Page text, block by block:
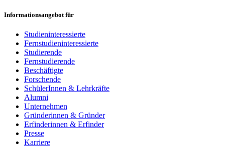
Informationsangebot für
Studieninteressierte
Fernstudieninteressierte
Studierende
Fernstudierende
Beschäftigte
Forschende
SchülerInnen & Lehrkräfte
Alumni
Unternehmen
Gründerinnen & Gründer
Erfinderinnen & Erfinder
Presse
Karriere